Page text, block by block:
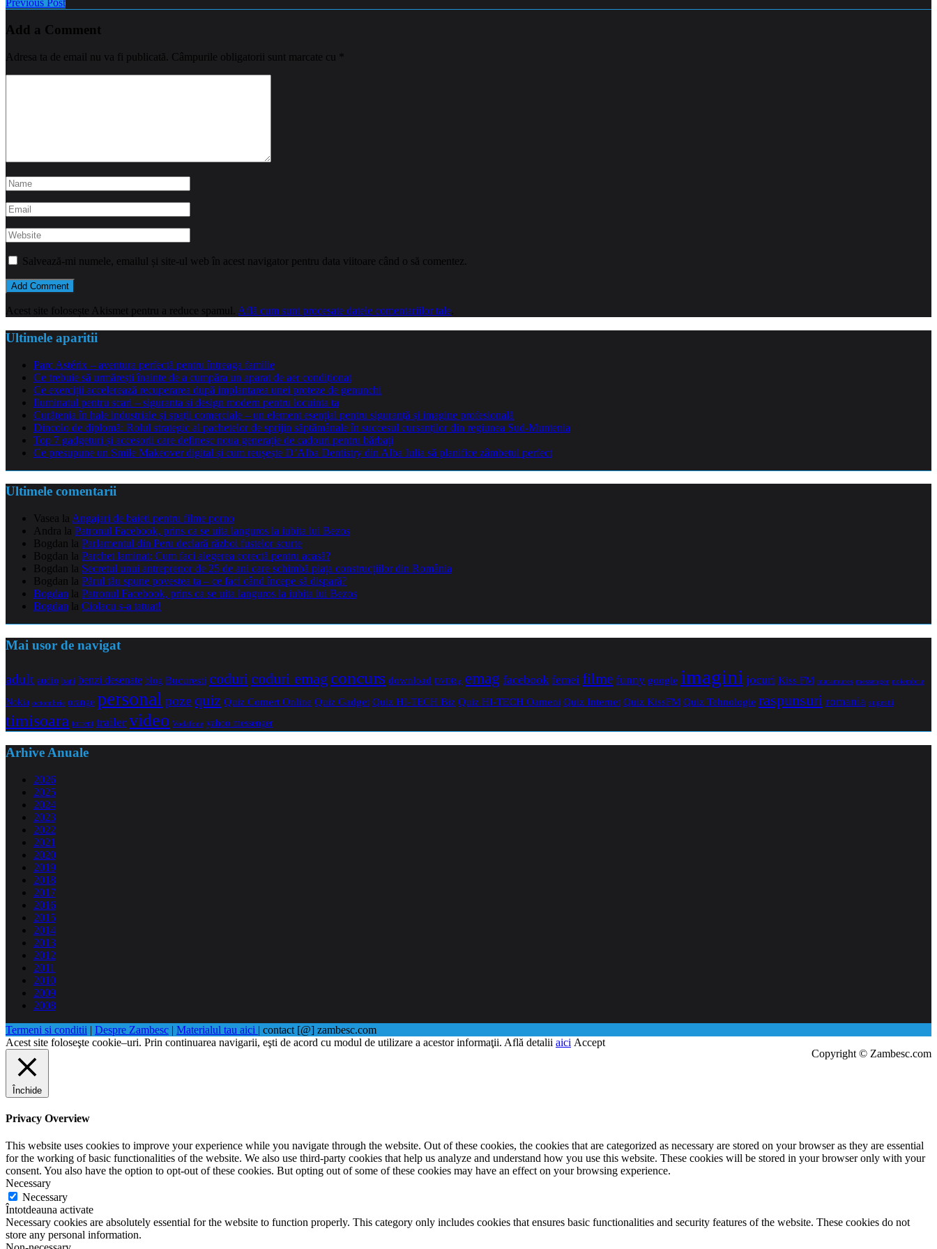
Add a Comment
Adresa ta de email nu va fi publicată. Câmpurile obligatorii sunt marcate cu
Salvează-mi numele, emailul și site-ul web în acest navigator pentru data viitoare când o să comentez.
Acest site folosește Akismet pentru a reduce spamul. Află cum sunt procesate datele comentariilor tale
Ultimele aparitii
Parc Astérix – aventura perfectă pentru întreaga familie
Ce trebuie să urmărești înainte de a cumpăra un aparat de aer condiționat
Ce exerciții accelerează recuperarea după implantarea unei proteze de genunchi
Iluminatul pentru scari – siguranta si design modern pentru locuinta ta
Curățenia în hale industriale și spații comerciale – un element esențial pentru siguranță și imagine profesională
Dincolo de diplomă: Rolul strategic al pachetelor de sprijin săptămânale în succesul cursanților din regiunea Sud-Muntenia
Top 7 gadgeturi și accesorii care definesc noua generație de cadouri pentru bărbați
Ce presupune un Smile Makeover digital și cum reușește D’Alba Dentistry din Alba Iulia să planifice zâmbetul perfect
Ultimele comentarii
Vasea la Angajari de baieti pentru filme porno
Andra la Patronul Facebook, prins ca se uita languros la iubita lui Bezos
Bogdan la Parlamentul din Peru declară război fustelor scurte
Bogdan la Parchet laminat: Cum faci alegerea corectă pentru acasă?
Bogdan la Secretul unui antreprenor de 25 de ani care schimbă piața construcțiilor din România
Bogdan la Părul tău spune povestea ta – ce faci când începe să dispară?
Bogdan la Patronul Facebook, prins ca se uita languros la iubita lui Bezos
Bogdan la Ciolacu s-a tatuat!
Mai usor de navigat
adult audio bani benzi desenate blog Bucuresti coduricoduri emag concurs download DVDRip emag facebook femei filme funny google imagini jocuri Kiss FM maramures messenger noiembrie
Nokia octombrie orange personal pozequiz Quiz Comert Online Quiz Gadget Quiz HI-TECH Biz Quiz HI-TECH Oameni Quiz Internet Quiz KissFM Quiz Tehnologie raspunsuri romania sugestii
timisoara torrent trailer video Vodafone yahoo messenger
Arhive Anuale
2026
2025
2024
2023
2022
2021
2020
2019
2018
2017
2016
2015
2014
2013
2012
2011
2010
2009
2008
Termeni si conditii | Despre Zambesc | Materialul tau aici | contact [@] zambesc.com
Copyright © Zambesc.com
Acest site foloseşte cookie–uri. Prin continuarea navigarii, eşti de acord cu modul de utilizare a acestor informaţii. Află detalii aici Accept
Închide
Privacy Overview
This website uses cookies to improve your experience while you navigate through the website. Out of these cookies, the cookies that are categorized as necessary are stored on your browser as they are essential
for the working of basic functionalities of the website. We also use third-party cookies that help us analyze and understand how you use this website. These cookies will be stored in your browser only with your
consent. You also have the option to opt-out of these cookies. But opting out of some of these cookies may have an effect on your browsing experience.
Necessary
Necessary
Întotdeauna activate
Necessary cookies are absolutely essential for the website to function properly. This category only includes cookies that ensures basic functionalities and security features of the website. These cookies do not
store any personal information.